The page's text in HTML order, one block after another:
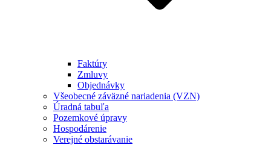
Faktúry
Zmluvy
Objednávky
Všeobecné záväzné nariadenia (VZN)
Úradná tabuľa
Pozemkové úpravy
Hospodárenie
Verejné obstarávanie